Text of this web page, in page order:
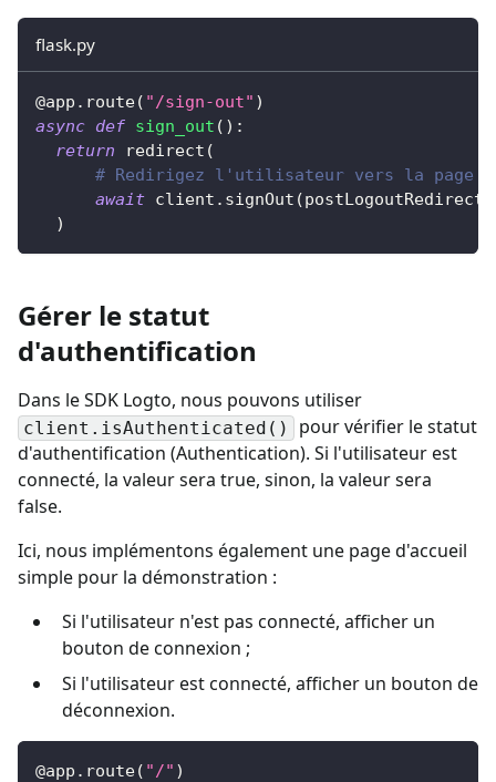
flask.py
@app . route( "/sign-out" )
async def sign_out ( ) :
return redirect (
# Redirigez l'utilisateur vers la page
await client . signOut (
)
Gérer le statut
d'authentification
Dans le SDK Logto, nous pouvons utiliser
client.isAuthenticated()
pour vérifier le statut
d'authentification (Authentication). Si l'utilisateur est
connecté, la valeur sera true, sinon, la valeur sera
false.
Ici, nous implémentons également une page d'accueil
simple pour la démonstration :
Si l'utilisateur n'est pas connecté, afficher un
bouton de connexion ;
Si l'utilisateur est connecté, afficher un bouton de
déconnexion.
@app . route( "/" )